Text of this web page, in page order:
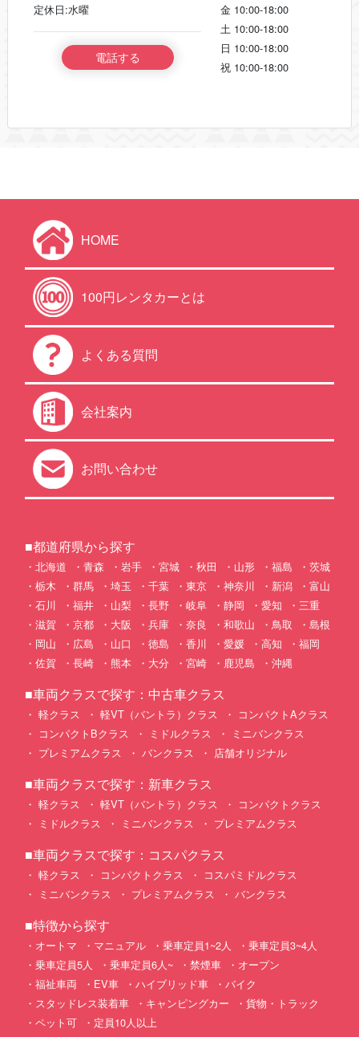
定休日:水曜
電話する
金 10:00-18:00
土 10:00-18:00
日 10:00-18:00
祝 10:00-18:00
HOME
100円レンタカーとは
よくある質問
会社案内
お問い合わせ
■都道府県から探す
北海道 青森 岩手 宮城 秋田 山形 福島
茨城
栃木
群馬 埼玉 千葉 東京 神奈川 新潟
富山
石川
福井 山梨 長野 岐阜 静岡 愛知
三重
滋賀
京都 大阪 兵庫 奈良 和歌山 鳥取
島根
岡山
広島 山口 徳島 香川 愛媛 高知
福岡
佐賀
長崎 熊本 大分 宮崎 鹿児島 沖縄
■車両クラスで探す：中古車クラス
軽クラス 軽VT（バントラ）クラス
コンパクトAクラス
コンパクトBクラス
ミドルクラス
ミニバンクラス
プレミアムクラス
バンクラス 店舗オリジナル
■車両クラスで探す：新車クラス
軽クラス 軽VT（バントラ）クラス
コンパクトクラス
ミドルクラス
ミニバンクラス プレミアムクラス
■車両クラスで探す：コスパクラス
軽クラス コンパクトクラス
コスパミドルクラス
ミニバンクラス
プレミアムクラス バンクラス
■特徴から探す
オートマ マニュアル 乗車定員1~2人
乗車定員3~4人
乗車定員5人
乗車定員6人~ 禁煙車
オープン
福祉車両
EV車 ハイブリッド車
バイク
スタッドレス装着車
キャンピングカー
貨物・トラック
ペット可
定員10人以上